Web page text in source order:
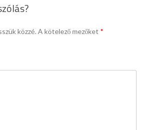
közzé.A kötelező mezőket *